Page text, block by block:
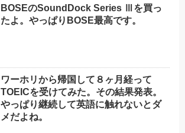
BOSEのSoundDock Series Ⅲを買っ
たよ。やっぱりBOSE最高です。
ワーホリから帰国して８ヶ月経って
TOEICを受けてみた。その結果発表。
やっぱり継続して英語に触れないとダ
メだよね。